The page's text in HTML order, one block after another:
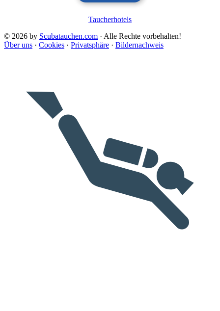
Taucherhotels
© 2026 by Scubatauchen.com · Alle Rechte vorbehalten!
Über uns · Cookies · Privatsphäre · Bildernachweis